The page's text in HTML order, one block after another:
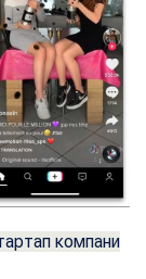
компани